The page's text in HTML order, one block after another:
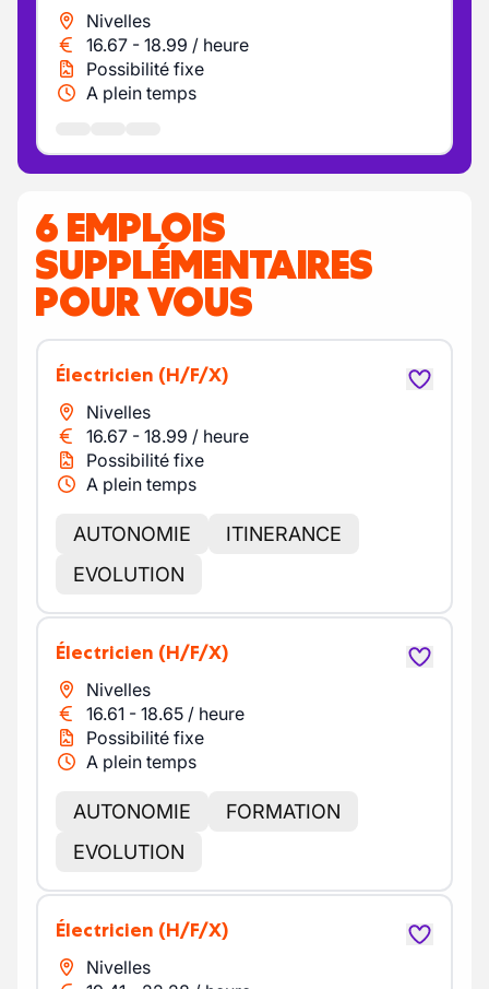
Nivelles
16.67 - 18.99 / heure
Possibilité fixe
A plein temps
6 EMPLOIS
SUPPLÉMENTAIRES
POUR VOUS
Électricien (H/F/X)
Nivelles
16.67 - 18.99 / heure
Possibilité fixe
A plein temps
AUTONOMIE
ITINERANCE
EVOLUTION
Électricien (H/F/X)
Nivelles
16.61 - 18.65 / heure
Possibilité fixe
A plein temps
AUTONOMIE
FORMATION
EVOLUTION
Électricien (H/F/X)
Nivelles